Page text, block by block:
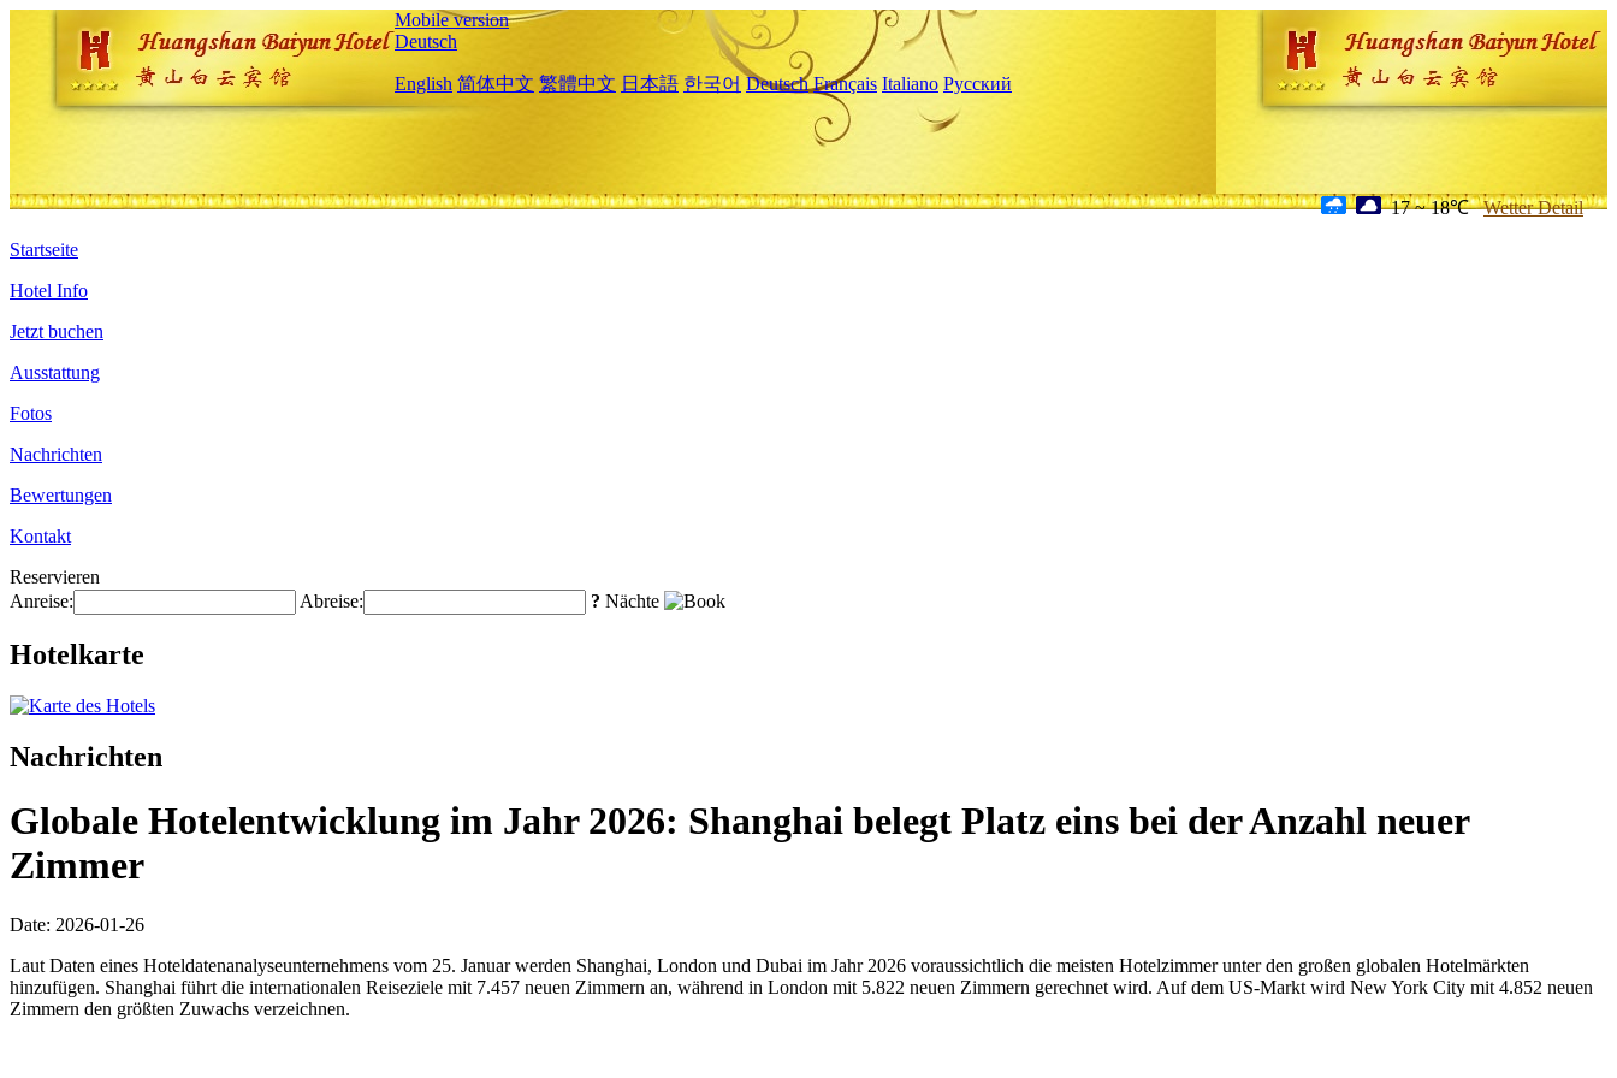
Mobile version
Deutsch
English 简体中文 繁體中文 日本語 한국어 Deutsch Français Italiano Русский
17 ~ 18℃ Wetter Detail
Startseite
Hotel Info
Jetzt buchen
Ausstattung
Fotos
Nachrichten
Bewertungen
Kontakt
Reservieren
Anreise:
Abreise: ? Nächte
Hotelkarte
Nachrichten
Globale Hotelentwicklung im Jahr 2026: Shanghai belegt Platz eins bei der Anzahl neuer
Zimmer
Date: 2026-01-26
Laut Daten eines Hoteldatenanalyseunternehmens vom 25. Januar werden Shanghai, London und Dubai im Jahr 2026 voraussichtlich die meisten Hotelzimmer unter den großen globalen Hotelmärkten
hinzufügen. Shanghai führt die internationalen Reiseziele mit 7.457 neuen Zimmern an, während in London mit 5.822 neuen Zimmern gerechnet wird. Auf dem US-Markt wird New York City mit 4.852 neuen
Zimmern den größten Zuwachs verzeichnen.